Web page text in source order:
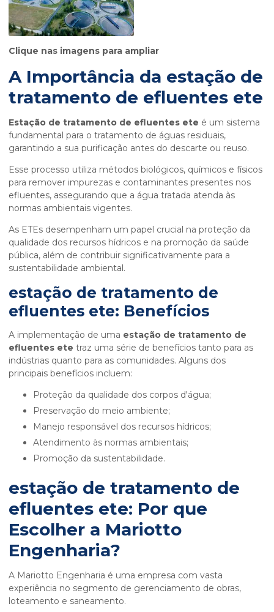
Clique nas imagens para ampliar
A Importância da estação de
tratamento de efluentes ete
Estação de tratamento de efluentes ete é um sistema
fundamental para o tratamento de águas residuais,
garantindo a sua purificação antes do descarte ou reuso.
Esse processo utiliza métodos biológicos, químicos e físicos
para remover impurezas e contaminantes presentes nos
efluentes, assegurando que a água tratada atenda às
normas ambientais vigentes.
As ETEs desempenham um papel crucial na proteção da
qualidade dos recursos hídricos e na promoção da saúde
pública, além de contribuir significativamente para a
sustentabilidade ambiental.
estação de tratamento de
efluentes ete: Benefícios
A implementação de uma estação de tratamento de
efluentes ete traz uma série de benefícios tanto para as
indústrias quanto para as comunidades. Alguns dos
principais benefícios incluem:
Proteção da qualidade dos corpos d'água;
Preservação do meio ambiente;
Manejo responsável dos recursos hídricos;
Atendimento às normas ambientais;
Promoção da sustentabilidade.
estação de tratamento de
efluentes ete: Por que
Escolher a Mariotto
Engenharia?
A Mariotto Engenharia é uma empresa com vasta
experiência no segmento de gerenciamento de obras,
loteamento e saneamento.